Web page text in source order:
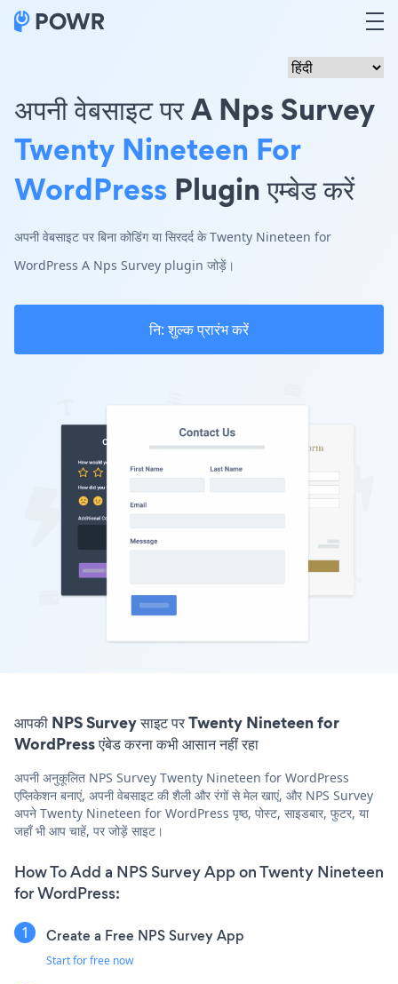
अपनी वेबसाइट पर A Nps Survey
Twenty Nineteen For
WordPress Plugin एम्बेड करें
अपनी वेबसाइट पर बिना कोडिंग या सिरदर्द के Twenty Nineteen for
WordPress A Nps Survey plugin जोड़ें।
नि: शुल्क प्रारंभ करें
आपकी NPS Survey साइट पर Twenty Nineteen for
WordPress एंबेड करना कभी आसान नहीं रहा
अपनी अनुकूलित NPS Survey Twenty Nineteen for WordPress
एप्लिकेशन बनाएं, अपनी वेबसाइट की शैली और रंगों से मेल खाएं, और NPS Survey
अपने Twenty Nineteen for WordPress पृष्ठ, पोस्ट, साइडबार, फुटर, या
जहाँ भी आप चाहें, पर जोड़ें साइट।
How To Add a NPS Survey App on Twenty Nineteen
for WordPress:
Create a Free NPS Survey App
Start for free now